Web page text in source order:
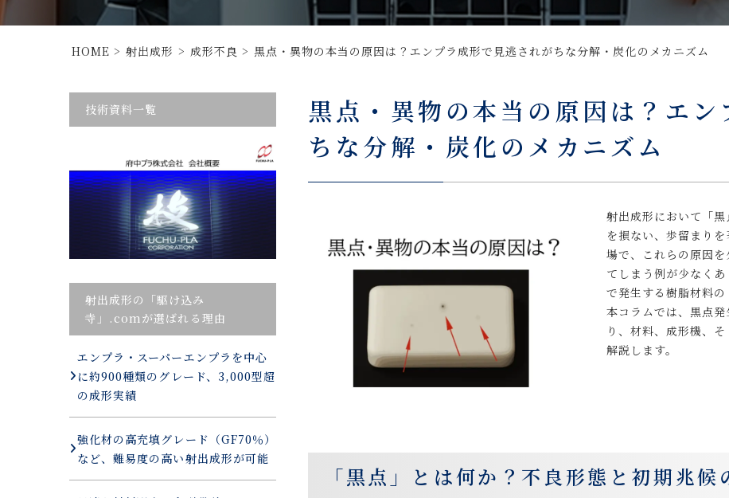
ストダウン
設計変更による高
HOME 射出成形 成形不良 黒点・異物の本当の原因は？エンプラ成形で見逃されがちな分解・炭化のメカニズム
技術資料一覧
射出成形の「駆け込み
寺」.comが選ばれる理由
エンプラ・スーパーエンプラを中心
に約900種類のグレード、3,000型超
の成形実績
強化材の高充填グレード（GF70％）
など、難易度の高い射出成形が可能
黒点・異物の本当の原因は？エ
ちな分解・炭化のメカニズム
射出成形において「
を損ない、歩留まり
場で、これらの原因
てしまう例が少なく
で発生する樹脂材料の
本コラムでは、黒点
り、材料、成形機、
解説します。
「黒点」とは何か？不良形態と初期兆候